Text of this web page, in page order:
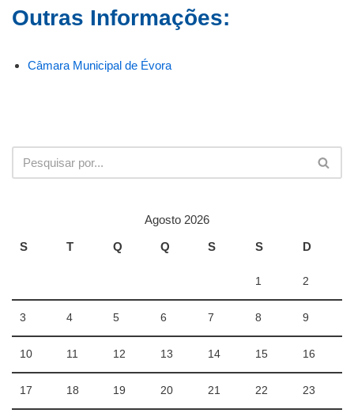
Outras Informações:
Câmara Municipal de Évora
Agosto 2026
S
T Q Q S S D
1 2
3 4 5 6 7 8 9
10 11 12 13 14 15 16
17 18 19 20 21 22 23